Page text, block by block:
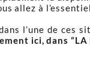
allez à
l’une de ces
ici, dans “LA